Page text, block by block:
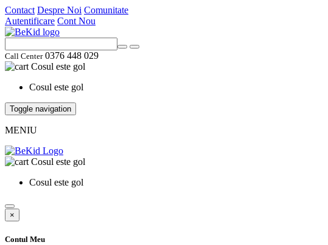
Contact Despre Noi Comunitate
Autentificare Cont Nou
Call Center0376 448 029
Cosul este gol
Cosul este gol
Toggle navigation
MENIU
Cosul este gol
Cosul este gol
×
Contul Meu